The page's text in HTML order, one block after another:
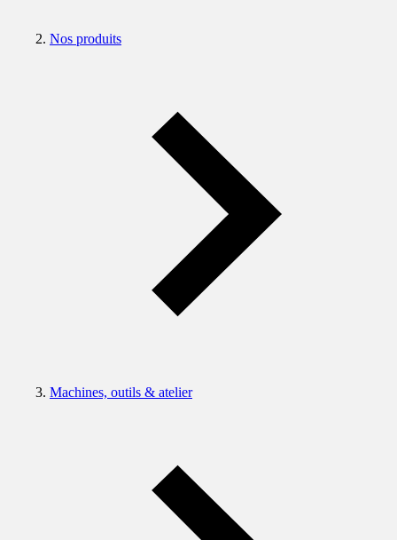
Nos produits
Machines, outils & atelier